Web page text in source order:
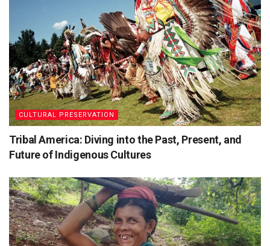
CULTURAL PRESERVATION
Tribal America: Diving into the Past, Present, and
Future of Indigenous Cultures